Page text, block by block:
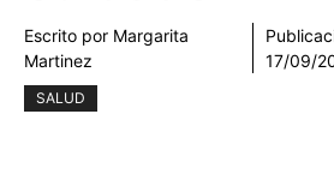
Escrito por Margarita
Martinez
17/09/
SALUD